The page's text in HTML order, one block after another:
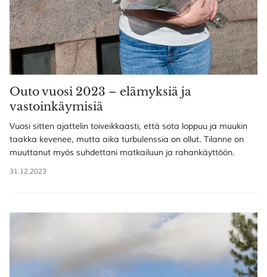
Outo vuosi 2023 – elämyksiä ja
vastoinkäymisiä
Vuosi sitten ajattelin toiveikkaasti, että sota loppuu ja muukin
taakka kevenee, mutta aika turbulenssia on ollut. Tilanne on
muuttanut myös suhdettani matkailuun ja rahankäyttöön.
31.12.2023